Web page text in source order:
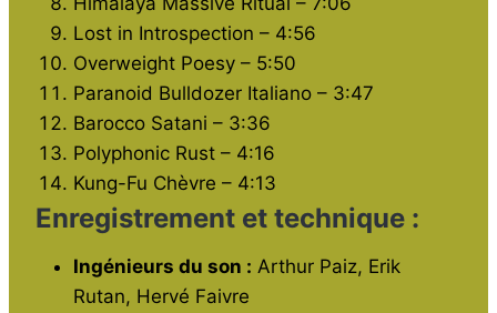
Lost in Introspection – 4:56
Overweight Poesy – 5:50
Paranoid Bulldozer Italiano – 3:47
Barocco Satani – 3:36
Polyphonic Rust – 4:16
Kung-Fu Chèvre – 4:13
Enregistrement et technique :
Ingénieurs du son : Arthur Paiz, Erik
Rutan, Hervé Faivre